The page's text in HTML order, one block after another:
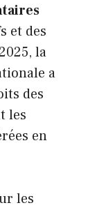
et des
la
a
des
les
en
les